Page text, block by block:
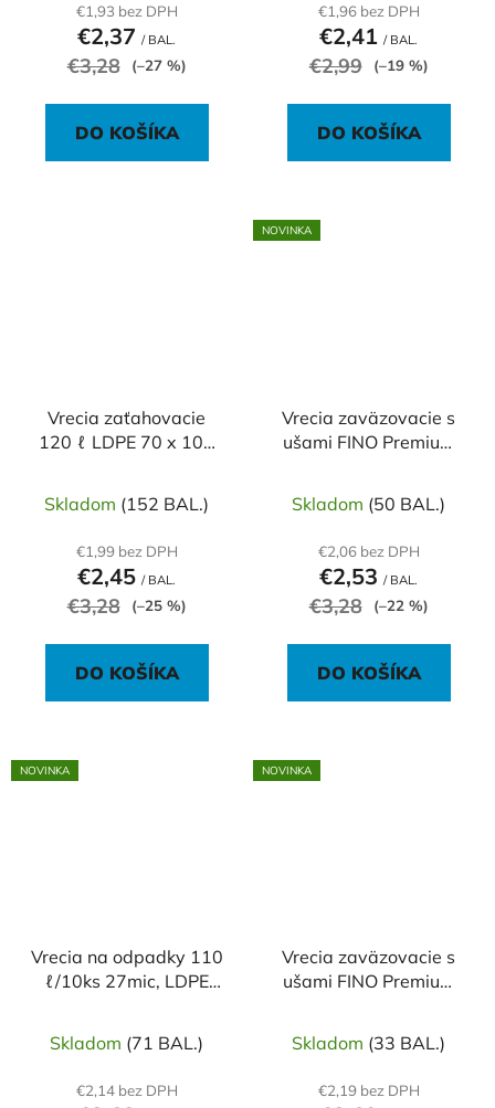
€1,93 bez DPH
€2,37 / BAL.
€3,28 (–27 %)
DO KOŠÍKA
€1,96 bez DPH
€2,41 / BAL.
€2,99 (–19 %)
DO KOŠÍKA
Vrecia zaťahovacie
120 ℓ LDPE 70 x 100
Skladom (152 BAL.)
€1,99 bez DPH
€2,45 / BAL.
€3,28 (–25 %)
DO KOŠÍKA
NOVINKA
Vrecia zaväzovacie s
ušami FINO Premium
ks)
Skladom (50 BAL.)
€2,06 bez DPH
€2,53 / BAL.
€3,28 (–22 %)
DO KOŠÍKA
NOVINKA
Vrecia na odpadky 110
ℓ/10ks 27mic, LDPE
Skladom (71 BAL.)
€2,14 bez DPH
NOVINKA
Vrecia zaväzovacie s
ušami FINO Premium
ks)
Skladom (33 BAL.)
€2,19 bez DPH